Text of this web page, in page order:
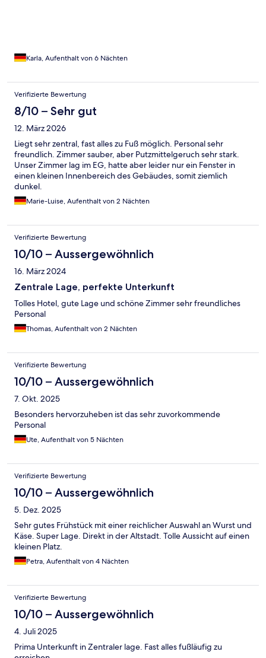
Karla, Aufenthalt von 6 Nächten
Verifizierte Bewertung
8/10 – Sehr gut
12. März 2026
Liegt sehr zentral, fast alles zu Fuß möglich. Personal sehr
freundlich. Zimmer sauber, aber Putzmittelgeruch sehr stark.
Unser Zimmer lag im EG, hatte aber leider nur ein Fenster in
einen kleinen Innenbereich des Gebäudes, somit ziemlich
dunkel.
Marie-Luise, Aufenthalt von 2 Nächten
Verifizierte Bewertung
10/10 – Aussergewöhnlich
16. März 2024
Zentrale Lage, perfekte Unterkunft
Tolles Hotel, gute Lage und schöne Zimmer sehr freundliches
Personal
Thomas, Aufenthalt von 2 Nächten
Verifizierte Bewertung
10/10 – Aussergewöhnlich
7. Okt. 2025
Besonders hervorzuheben ist das sehr zuvorkommende
Personal
Ute, Aufenthalt von 5 Nächten
Verifizierte Bewertung
10/10 – Aussergewöhnlich
5. Dez. 2025
Sehr gutes Frühstück mit einer reichlicher Auswahl an Wurst und
Käse. Super Lage. Direkt in der Altstadt. Tolle Aussicht auf einen
kleinen Platz.
Petra, Aufenthalt von 4 Nächten
Verifizierte Bewertung
10/10 – Aussergewöhnlich
4. Juli 2025
Prima Unterkunft in Zentraler lage. Fast alles fußläufig zu